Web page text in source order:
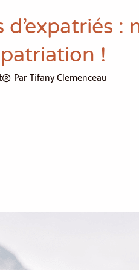
:
!
ParTifany Clemenceau